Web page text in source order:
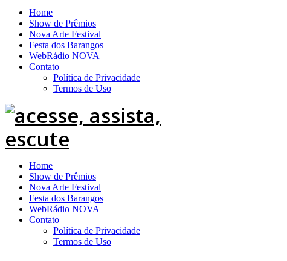
Home
Show de Prêmios
Nova Arte Festival
Festa dos Barangos
WebRádio NOVA
Contato
Política de Privacidade
Termos de Uso
Home
Show de Prêmios
Nova Arte Festival
Festa dos Barangos
WebRádio NOVA
Contato
Política de Privacidade
Termos de Uso